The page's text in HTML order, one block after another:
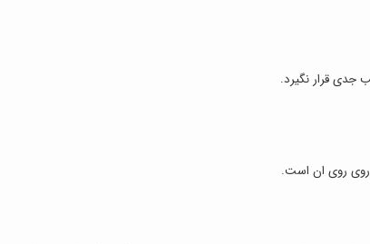
جدی قرار نگیرد.
روی روی ان است.